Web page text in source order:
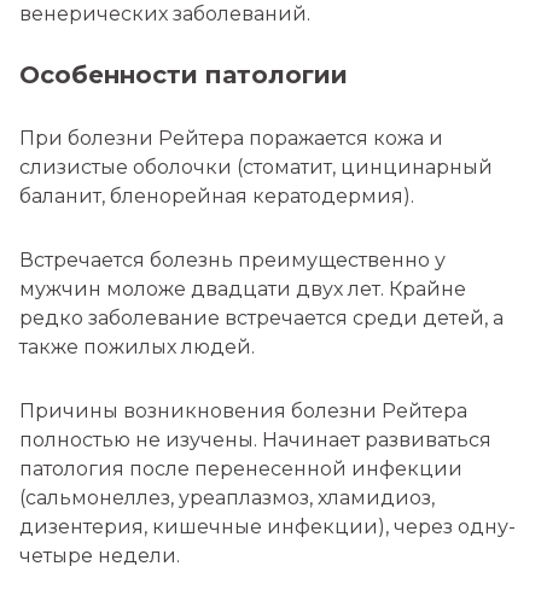
венерических заболеваний.
Особенности патологии
При болезни Рейтера поражается кожа и
слизистые оболочки (стоматит, цинцинарный
баланит, бленорейная кератодермия).
Встречается болезнь преимущественно у
мужчин моложе двадцати двух лет. Крайне
редко заболевание встречается среди детей, а
также пожилых людей.
Причины возникновения болезни Рейтера
полностью не изучены. Начинает развиваться
патология после перенесенной инфекции
(сальмонеллез, уреаплазмоз, хламидиоз,
дизентерия, кишечные инфекции), через одну-
четыре недели.